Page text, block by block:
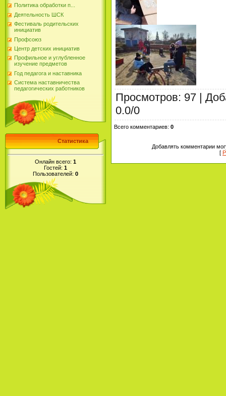
Политика обработки п...
Деятельность ШСК
Фестиваль родительских
инициатив
Профсоюз
Центр детских инициатив
Профильное и углубленное
изучение предметов
Год педагога и наставника
Система наставничества
педагогических работников
Статистика
Онлайн всего: 1
Гостей: 1
Пользователей: 0
Просмотров: 97 |
0.0/0
Всего комментариев: 0
Добавлять комментарии
[